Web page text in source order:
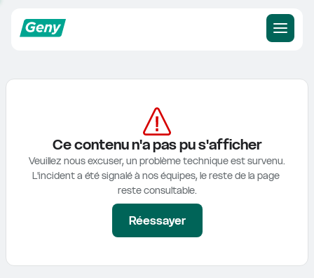
Ce contenu n'a pas pu s'afficher
Veuillez nous excuser, un problème technique est survenu.
L'incident a été signalé à nos équipes, le reste de la page
reste consultable.
Réessayer